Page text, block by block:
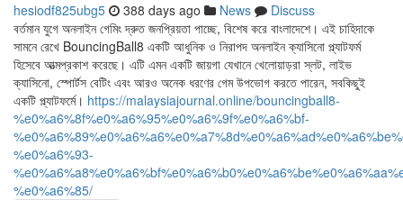
hesiodf825ubg5 388 days ago News
Discuss
বর্তমান যুগে অনলাইন গেমিং দ্রুত জনপ্রিয়তা পাচ্ছে, বিশেষ করে বাংলাদেশে। এই চাহিদাকে
সামনে রেখে BouncingBall8 একটি আধুনিক ও নিরাপদ অনলাইন ক্যাসিনো প্ল্যাটফর্ম
হিসেবে আত্মপ্রকাশ করেছে। এটি এমন একটি জায়গা যেখানে খেলোয়াড়রা স্লট, লাইভ
ক্যাসিনো, স্পোর্টস বেটিং এবং আরও অনেক ধরণের গেম উপভোগ করতে পারেন, সবকিছুই
একটি প্ল্যাটফর্মে। https://malaysiajournal.online/bouncingball8-
%e0%a6%8f%e0%a6%95%e0%a6%9f%e0%a6%bf-
%e0%a6%93-
%e0%a6%85/